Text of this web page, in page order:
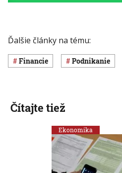
Ďalšie články na tému:
Financie Podnikanie
Čítajte tiež
Ekonomika